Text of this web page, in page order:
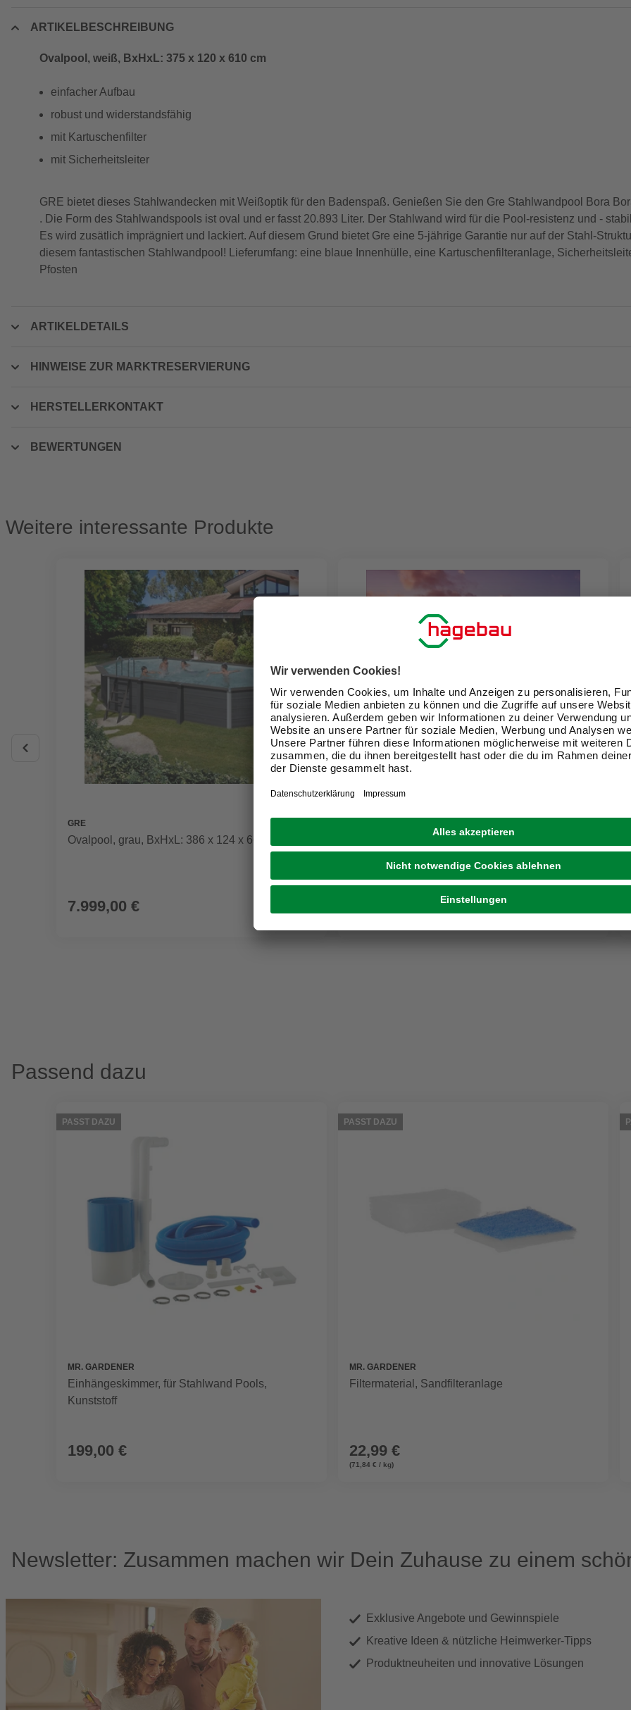
ARTIKELBESCHREIBUNG
Ovalpool, weiß, BxHxL: 375 x 120 x 610 cm
einfacher Aufbau
robust und widerstandsfähig
mit Kartuschenfilter
mit Sicherheitsleiter
GRE bietet dieses Stahlwandecken mit Weißoptik für den Badenspaß. Genießen Sie den Gre Stahlwandpool Bora
. Die Form des Stahlwandspools ist oval und er fasst 20.893 Liter. Der Stahlwand wird für die Pool-resistenz und -
Es wird zusätlich imprägniert und lackiert. Auf diesem Grund bietet Gre eine 5-jährige Garantie nur auf der Stahl-
diesem fantastischen Stahlwandpool! Lieferumfang: eine blaue Innenhülle, eine Kartuschenfilteranlage,
Pfosten
ARTIKELDETAILS
HINWEISE ZUR MARKTRESERVIERUNG
HERSTELLERKONTAKT
BEWERTUNGEN
Weitere interessante Produkte
GRE
Ovalpool, grau, BxHxL: 386 x 124 x 664 cm
7.999,00 €
Keilrahmenbild »Sea Harmony«, Rahmen:
Passend dazu
PASST DAZU
MR. GARDENER
Einhängeskimmer, für Stahlwand Pools,
Kunststoff
199,00 €
PASST DAZU
MR. GARDENER
Filtermaterial, Sandfilteranlage
22,99 €
(71,84 € / kg)
Newsletter: Zusammen machen wir Dein Zuhause zu einem
Exklusive Angebote und Gewinnspiele
Kreative Ideen & nützliche Heimwerker-Tipps
Produktneuheiten und innovative Lösungen